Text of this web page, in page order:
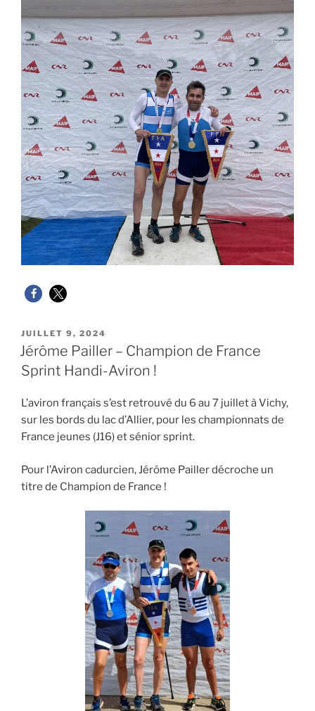
PUBLIÉ
LE
JUILLET 9, 2024
Jérôme Pailler – Champion de France
Sprint Handi-Aviron !
L’aviron français s’est retrouvé du 6 au 7 juillet à Vichy,
sur les bords du lac d’Allier, pour les championnats de
France jeunes (J16) et sénior sprint.
Pour l’Aviron cadurcien, Jérôme Pailler décroche un
titre de Champion de France !